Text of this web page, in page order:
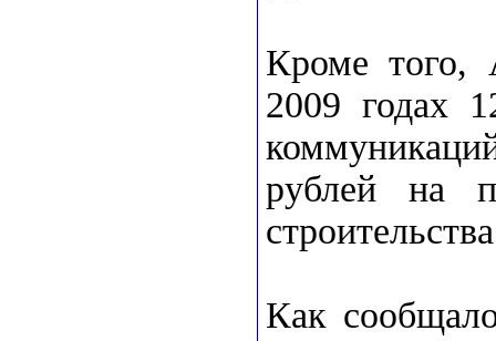
Кроме того,
2009 годах
рублей на
Как